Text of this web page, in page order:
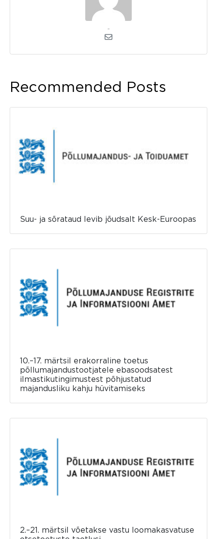
Recommended Posts
Suu- ja sõrataud levib jõudsalt Kesk-Euroopas
10.–17. märtsil erakorraline toetus
põllumajandustootjatele ebasoodsatest
ilmastikutingimustest põhjustatud
majandusliku kahju hüvitamiseks
2.–21. märtsil võetakse vastu loomakasvatuse